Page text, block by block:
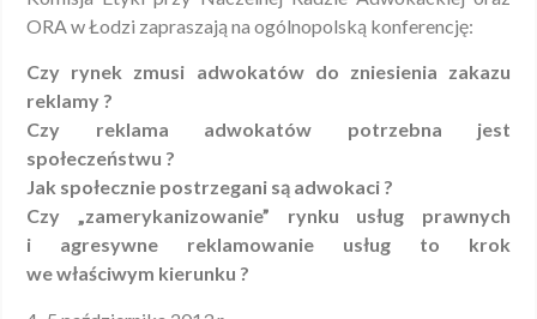
ORA w Łodzi zapraszają na ogólnopolską konferencję:
Czy rynek zmusi adwokatów do zniesienia zakazu
reklamy ?
Czy reklama adwokatów potrzebna jest
społeczeństwu ?
Jak społecznie postrzegani są adwokaci ?
Czy „zamerykanizowanie” rynku usług prawnych
i agresywne reklamowanie usług to krok
we właściwym kierunku ?